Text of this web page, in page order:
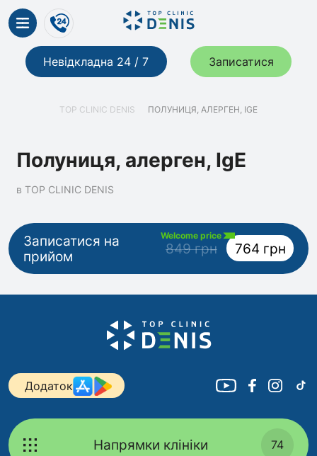
Невідкладна 24 / 7 Записатися
TOP CLINIC DENIS ПОЛУНИЦЯ, АЛЕРГЕН, IGE
Полуниця, алерген, IgE
в TOP CLINIC DENIS
Записатися на
прийом
Welcome price
849 грн 764 грн
Додаток
Напрямки клініки 74